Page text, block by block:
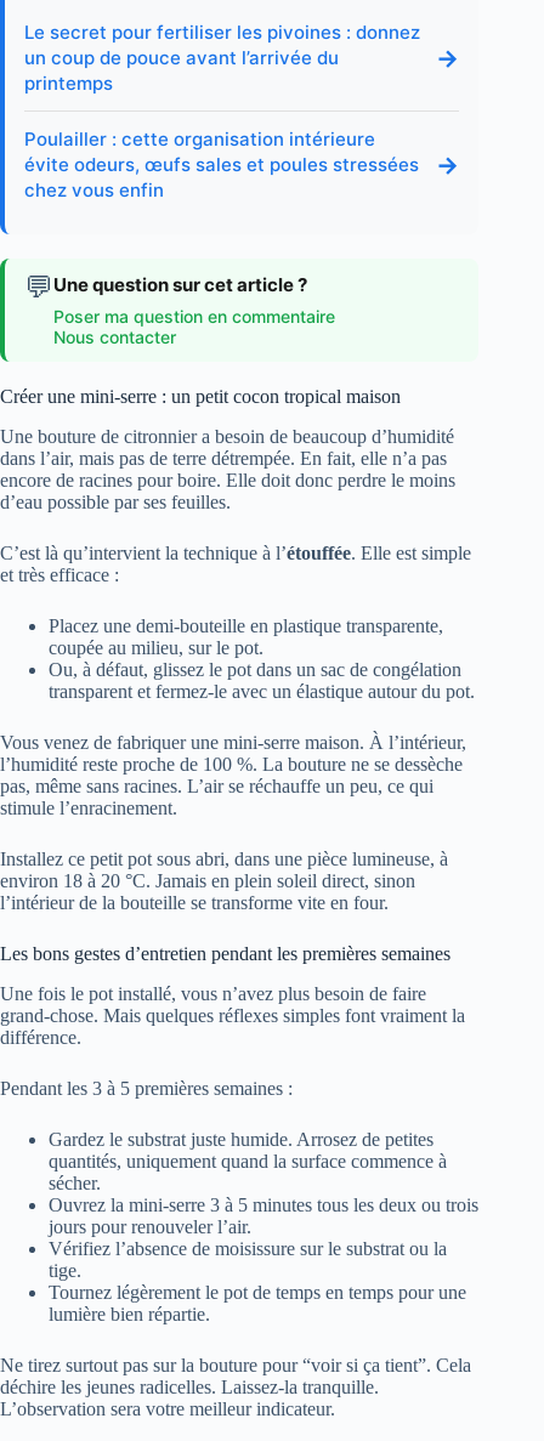
Le secret pour fertiliser les pivoines : donnez
un coup de pouce avant l’arrivée du
printemps
→
Poulailler : cette organisation intérieure
évite odeurs, œufs sales et poules stressées
chez vous enfin
→
💬 Une question sur cet article ?
Poser ma question en commentaire
Nous contacter
Créer une mini-serre : un petit cocon tropical maison
Une bouture de citronnier a besoin de beaucoup d’humidité
dans l’air, mais pas de terre détrempée. En fait, elle n’a pas
encore de racines pour boire. Elle doit donc perdre le moins
d’eau possible par ses feuilles.
C’est là qu’intervient la technique à l’étouffée. Elle est simple
et très efficace :
Placez une demi-bouteille en plastique transparente,
coupée au milieu, sur le pot.
Ou, à défaut, glissez le pot dans un sac de congélation
transparent et fermez-le avec un élastique autour du pot.
Vous venez de fabriquer une mini-serre maison. À l’intérieur,
l’humidité reste proche de 100 %. La bouture ne se dessèche
pas, même sans racines. L’air se réchauffe un peu, ce qui
stimule l’enracinement.
Installez ce petit pot sous abri, dans une pièce lumineuse, à
environ 18 à 20 °C. Jamais en plein soleil direct, sinon
l’intérieur de la bouteille se transforme vite en four.
Les bons gestes d’entretien pendant les premières semaines
Une fois le pot installé, vous n’avez plus besoin de faire
grand-chose. Mais quelques réflexes simples font vraiment la
différence.
Pendant les 3 à 5 premières semaines :
Gardez le substrat juste humide. Arrosez de petites
quantités, uniquement quand la surface commence à
sécher.
Ouvrez la mini-serre 3 à 5 minutes tous les deux ou trois
jours pour renouveler l’air.
Vérifiez l’absence de moisissure sur le substrat ou la
tige.
Tournez légèrement le pot de temps en temps pour une
lumière bien répartie.
Ne tirez surtout pas sur la bouture pour “voir si ça tient”. Cela
déchire les jeunes radicelles. Laissez-la tranquille.
L’observation sera votre meilleur indicateur.